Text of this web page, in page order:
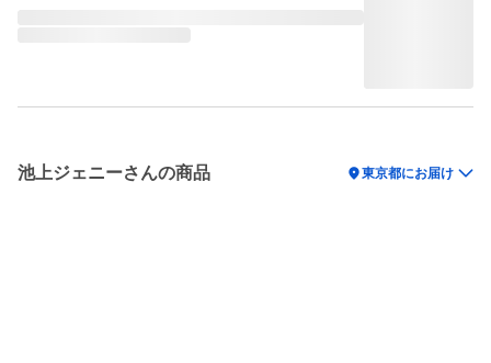
池上ジェニーさんの商品 location_on東京都にお届け